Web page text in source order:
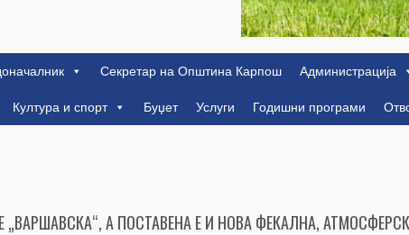
Секретар на Општина Карпош Администрација
Култура и спорт Буџет Услуги Годишни програми
„ВАРШАВСКА“, А ПОСТАВЕНА Е И НОВА ФЕКАЛНА,